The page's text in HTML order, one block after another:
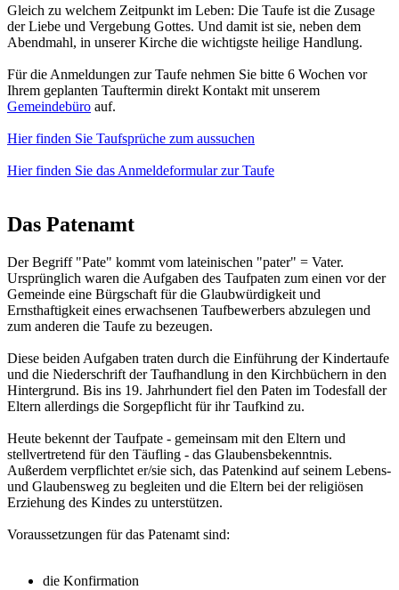
Gleich zu welchem Zeitpunkt im Leben: Die Taufe ist die Zusage
der Liebe und Vergebung Gottes. Und damit ist sie, neben dem
Abendmahl, in unserer Kirche die wichtigste heilige Handlung.
Für die Anmeldungen zur Taufe nehmen Sie bitte 6 Wochen vor
Ihrem geplanten Tauftermin direkt Kontakt mit unserem
Gemeindebüro auf.
Hier finden Sie Taufsprüche zum aussuchen
Hier finden Sie das Anmeldeformular zur Taufe
Das Patenamt
Der Begriff "Pate" kommt vom lateinischen "pater" = Vater.
Ursprünglich waren die Aufgaben des Taufpaten zum einen vor der
Gemeinde eine Bürgschaft für die Glaubwürdigkeit und
Ernsthaftigkeit eines erwachsenen Taufbewerbers abzulegen und
zum anderen die Taufe zu bezeugen.
Diese beiden Aufgaben traten durch die Einführung der Kindertaufe
und die Niederschrift der Taufhandlung in den Kirchbüchern in den
Hintergrund. Bis ins 19. Jahrhundert fiel den Paten im Todesfall der
Eltern allerdings die Sorgepflicht für ihr Taufkind zu.
Heute bekennt der Taufpate - gemeinsam mit den Eltern und
stellvertretend für den Täufling - das Glaubensbekenntnis.
Außerdem verpflichtet er/sie sich, das Patenkind auf seinem Lebens-
und Glaubensweg zu begleiten und die Eltern bei der religiösen
Erziehung des Kindes zu unterstützen.
Voraussetzungen für das Patenamt sind:
die Konfirmation